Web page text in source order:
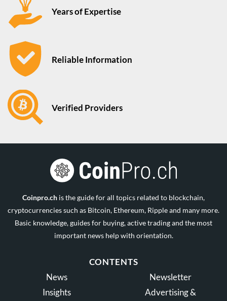
Years of Expertise
Reliable Information
Verified Providers
Coinpro.ch is the guide for all topics related to blockchain,
cryptocurrencies such as Bitcoin, Ethereum, Ripple and many more.
Basic knowledge, guides for buying, active trading and the most
important news help with orientation.
CONTENTS
News
Insights
Newsletter
Advertising &